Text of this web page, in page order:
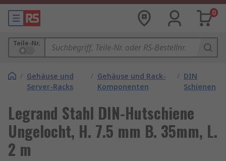
0
Teile-Nr.
/ Gehäuse und
Server-Racks
/ Gehäuse und Rack-
Komponenten
/ DIN
Schienen
Legrand Stahl DIN-Hutschiene
Ungelocht, H. 7.5 mm B. 35mm, L.
2 m